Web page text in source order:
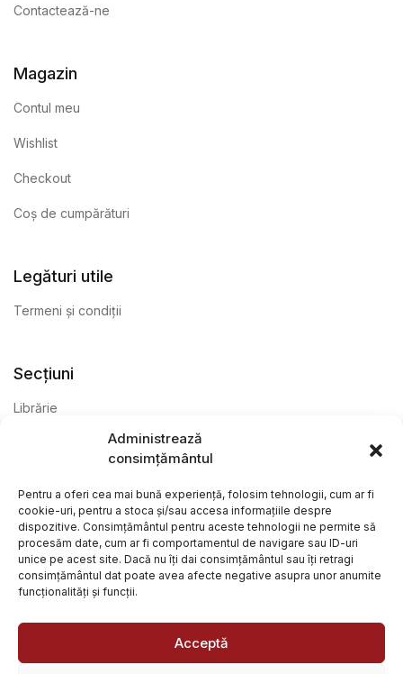
Administrează
consimțământul
Pentru a oferi cea mai bună experiență, folosim tehnologii, cum ar fi
cookie-uri, pentru a stoca și/sau accesa informațiile despre
dispozitive. Consimțământul pentru aceste tehnologii ne permite să
procesăm date, cum ar fi comportamentul de navigare sau ID-uri
unice pe acest site. Dacă nu îți dai consimțământul sau îți retragi
consimțământul dat poate avea afecte negative asupra unor anumite
funcționalități și funcții.
Acceptă
Contactează-ne
Magazin
Contul meu
Wishlist
Checkout
Coș de cumpărături
Legături utile
Termeni și condiții
Secțiuni
Librărie
@ Librăria Arcana. Toate drepturile rezervate. Site creat de